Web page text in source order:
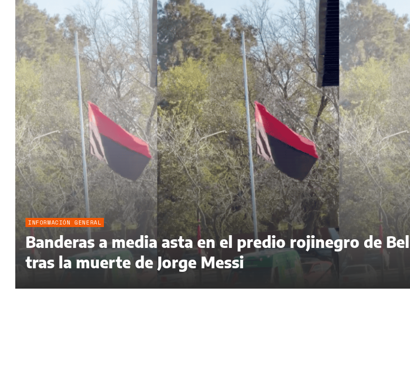
INFORMACIÓN GENERAL
Banderas a media asta en el predio rojinegro de
tras la muerte de Jorge Messi